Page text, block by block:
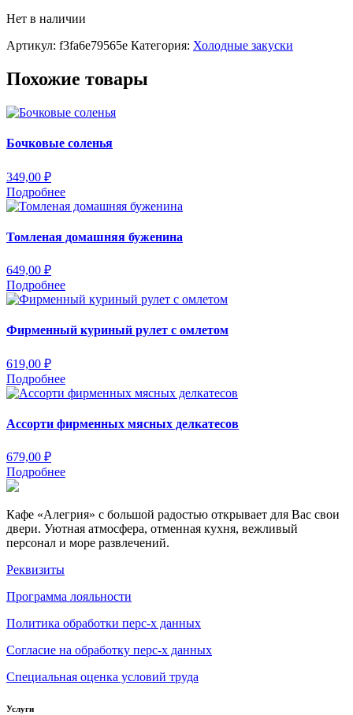
Нет в наличии
Артикул: f3fa6e79565e Категория: Холодные закуски
Похожие товары
Бочковые соленья
349,00 ₽
Подробнее
Томленая домашняя буженина
649,00 ₽
Подробнее
Фирменный куриный рулет с омлетом
619,00 ₽
Подробнее
Ассорти фирменных мясных делкатесов
679,00 ₽
Подробнее
Кафе «Алегрия» с большой радостью открывает для Вас свои
двери. Уютная атмосфера, отменная кухня, вежливый
персонал и море развлечений.
Реквизиты
Программа лояльности
Политика обработки перс-х данных
Согласие на обработку перс-х данных
Специальная оценка условий труда
Услуги